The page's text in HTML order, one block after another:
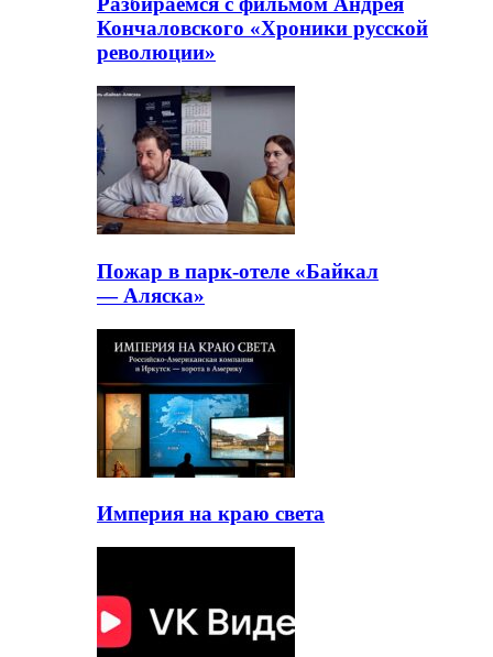
Кончаловского «Хроники русской
революции»
Пожар в парк-отеле «Байкал
— Аляска»
Империя на краю света